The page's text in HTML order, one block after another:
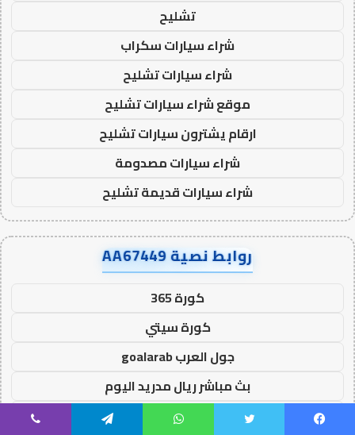
تشليح
شراء سيارات سكراب
شراء سيارات تشليح
موقع شراء سيارات تشليح
ارقام يشترون سيارات تشليح
شراء سيارات مصدومة
شراء سيارات قديمة تشليح
روابط نصية AA67449
كورة 365
كورة سيتي
جول العرب goalarab
بث مباشر ريال مدريد اليوم
يلا لايف